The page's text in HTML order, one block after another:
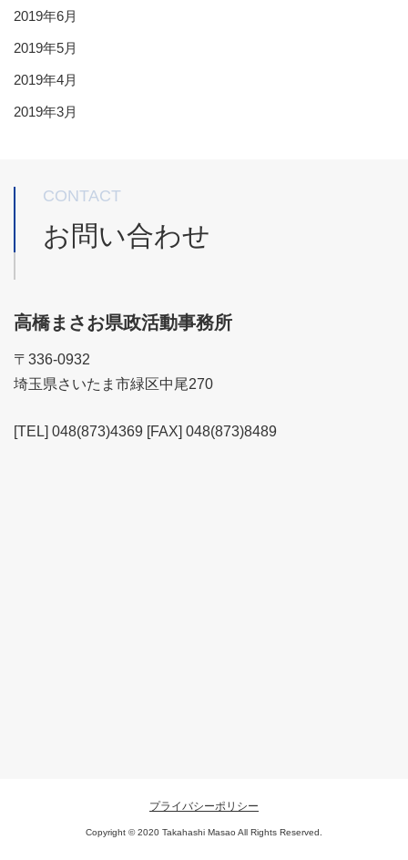
2019年6月
2019年5月
2019年4月
2019年3月
CONTACT
お問い合わせ
高橋まさお県政活動事務所
〒336-0932
埼玉県さいたま市緑区中尾270
[TEL] 048(873)4369 [FAX] 048(873)8489
プライバシーポリシー
Copyright © 2020 Takahashi Masao All Rights Reserved.